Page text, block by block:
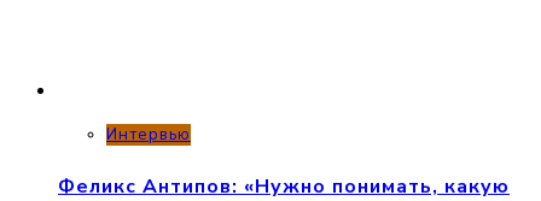
Интервью
Феликс Антипов: «Нужно понимать, какую